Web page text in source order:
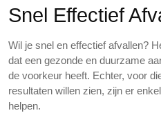
Snel Effectief
Wil je snel en effectief afvallen?
dat een gezonde en duurzame
de voorkeur heeft. Echter, voor
resultaten willen zien, zijn er
helpen.